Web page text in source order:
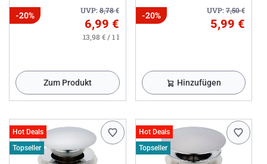
UVP:8,78€
-20%
6,99 €
13,98 € / 1 l
Zum Produkt
UVP:7,50€
-20%
5,99 €
Hinzufügen
Hot Deals
Topseller
Hot Deals
Topseller